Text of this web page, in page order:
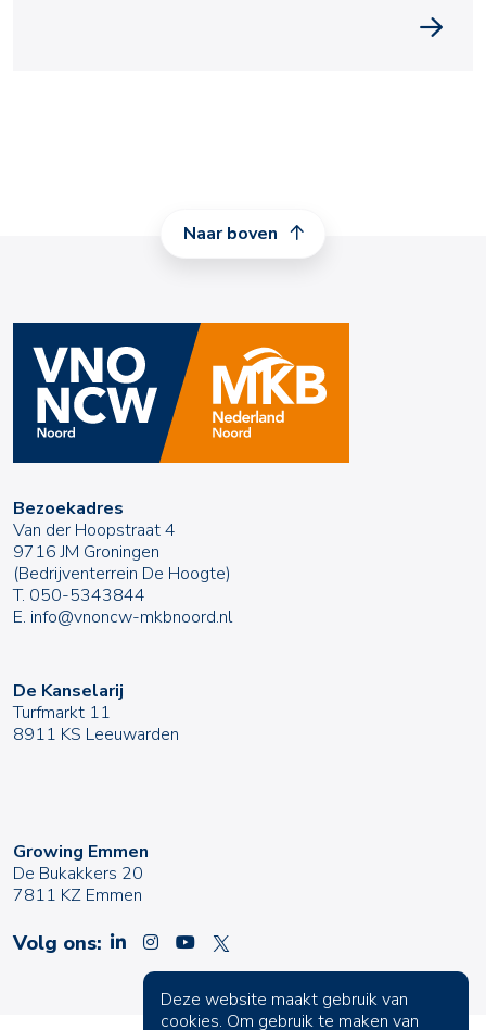
Naar boven
Bezoekadres
Van der Hoopstraat 4
9716 JM Groningen
(Bedrijventerrein De Hoogte)
T. 050-5343844
E. info@vnoncw-mkbnoord.nl
De Kanselarij
Turfmarkt 11
8911 KS Leeuwarden
Growing Emmen
De Bukakkers 20
7811 KZ Emmen
Volg ons:
Deze website maakt gebruik van
cookies. Om gebruik te maken van